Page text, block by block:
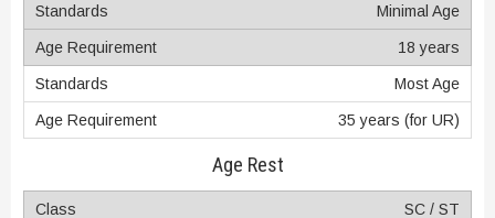
Minimal Age
18 years
Most Age
35 years (for UR)
Age Rest
SC / ST